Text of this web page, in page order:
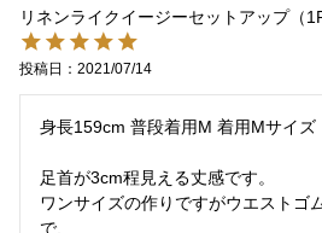
リネンライクイージーセットアップ（
投稿日 2021/07/14
身長159cm 普段着用M 着用Mサイズ
足首が3cm程見える丈感です。
ワンサイズの作りですがウエストゴ
で、